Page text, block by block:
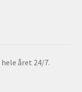
året 24/7.